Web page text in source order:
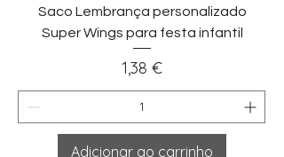
Saco Lembrança personalizado
Super Wings para festa infantil
Preço
1,38 €
Adicionar ao carrinho